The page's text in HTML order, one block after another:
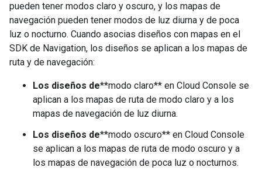
pueden tener modos claro y oscuro, y los mapas de
navegación pueden tener modos de luz diurna y de poca
luz o nocturno. Cuando asocias diseños con mapas en el
SDK de Navigation, los diseños se aplican a los mapas de
ruta y de navegación:
Los diseños de**modo claro** en Cloud Console se
aplican a los mapas de ruta de modo claro y a los
mapas de navegación de luz diurna.
Los diseños de**modo oscuro** en Cloud Console
se aplican a los mapas de ruta de modo oscuro y a
los mapas de navegación de poca luz o nocturnos.